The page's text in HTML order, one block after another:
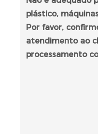
plástico,
Por favor,
atendimento ao
processamento